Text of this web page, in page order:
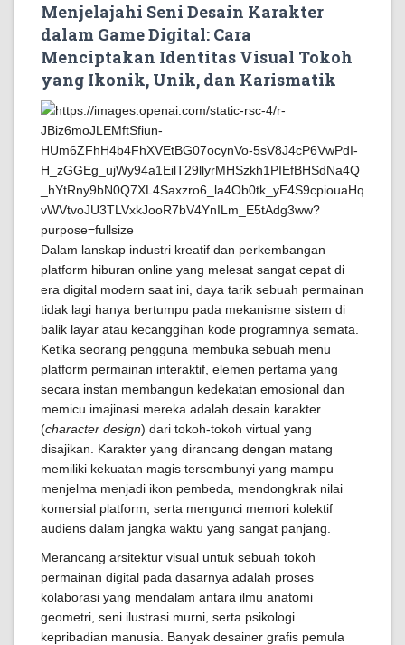
Menjelajahi Seni Desain Karakter
dalam Game Digital: Cara
Menciptakan Identitas Visual Tokoh
yang Ikonik, Unik, dan Karismatik
Dalam lanskap industri kreatif dan perkembangan
platform hiburan online yang melesat sangat cepat di
era digital modern saat ini, daya tarik sebuah permainan
tidak lagi hanya bertumpu pada mekanisme sistem di
balik layar atau kecanggihan kode programnya semata.
Ketika seorang pengguna membuka sebuah menu
platform permainan interaktif, elemen pertama yang
secara instan membangun kedekatan emosional dan
memicu imajinasi mereka adalah desain karakter
(character design) dari tokoh-tokoh virtual yang
disajikan. Karakter yang dirancang dengan matang
memiliki kekuatan magis tersembunyi yang mampu
menjelma menjadi ikon pembeda, mendongkrak nilai
komersial platform, serta mengunci memori kolektif
audiens dalam jangka waktu yang sangat panjang.
Merancang arsitektur visual untuk sebuah tokoh
permainan digital pada dasarnya adalah proses
kolaborasi yang mendalam antara ilmu anatomi
geometri, seni ilustrasi murni, serta psikologi
kepribadian manusia. Banyak desainer grafis pemula